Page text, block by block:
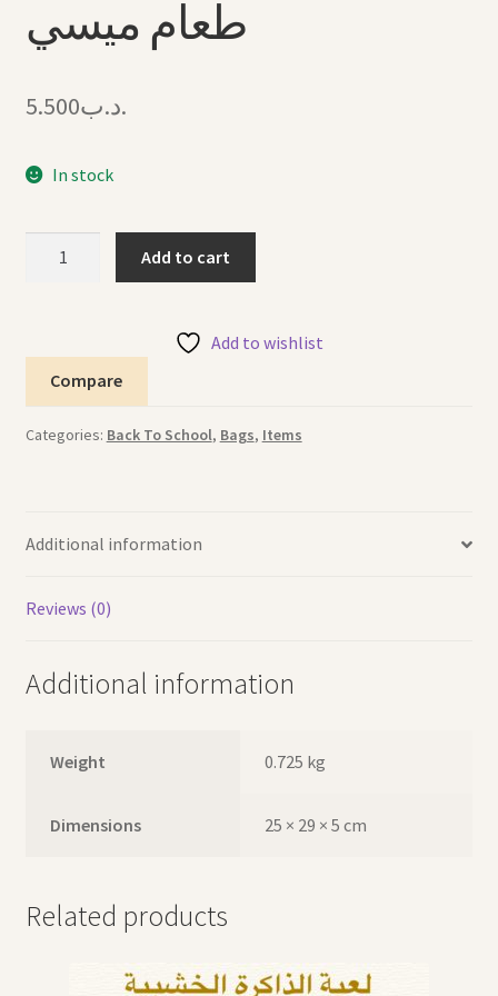
طعام ميسي
.د.ب5.500
In stock
طعام
ميسي
quantity
Add to cart
Add to wishlist
Compare
Categories: Back To School, Bags, Items
Additional information
Reviews (0)
Additional information
Weight 0.725 kg
Dimensions 25 × 29 × 5 cm
Related products